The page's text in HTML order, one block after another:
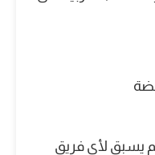
يسبق لأي فريق